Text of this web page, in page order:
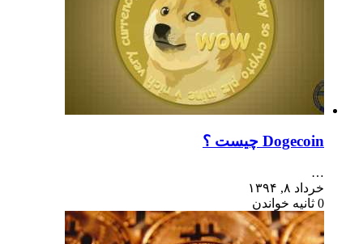
Dogecoin چیست ؟
…
خرداد ۸, ۱۳۹۴
0 ثانیه خواندن